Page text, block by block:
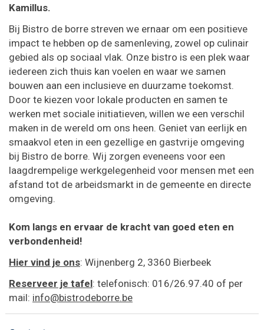
content
Kamillus.
Bij Bistro de borre streven we ernaar om een positieve
impact te hebben op de samenleving, zowel op culinair
gebied als op sociaal vlak. Onze bistro is een plek waar
iedereen zich thuis kan voelen en waar we samen
bouwen aan een inclusieve en duurzame toekomst.
Door te kiezen voor lokale producten en samen te
werken met sociale initiatieven, willen we een verschil
maken in de wereld om ons heen. Geniet van eerlijk en
smaakvol eten in een gezellige en gastvrije omgeving
bij Bistro de borre. Wij zorgen eveneens voor een
laagdrempelige werkgelegenheid voor mensen met een
afstand tot de arbeidsmarkt in de gemeente en directe
omgeving.
Kom langs en ervaar de kracht van goed eten en
verbondenheid!
Hier vind je ons: Wijnenberg 2, 3360 Bierbeek
Reserveer je tafel: telefonisch: 016/26.97.40 of per
mail: info@bistrodeborre.be